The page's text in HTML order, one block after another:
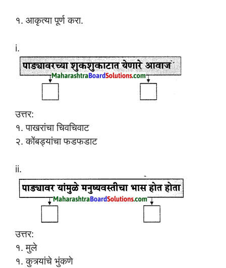
१. आकृत्या पूर्ण करा.
i.
उत्तर:
१. पाखरांचा चिवचिवाट
२. कोंबड्यांचा फडफडाट
ii.
उत्तर:
१. मुले
१. कुत्र्यांचे भुंकणे